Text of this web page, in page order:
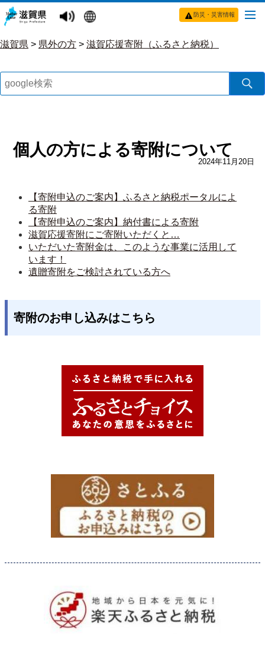
防災・災害情報
滋賀県 > 県外の方 > 滋賀応援寄附（ふるさと納税）
個人の方による寄附について
2024年11月20日
【寄附申込のご案内】ふるさと納税ポータルによ
る寄附
【寄附申込のご案内】納付書による寄附
滋賀応援寄附にご寄附いただくと…
いただいた寄附金は、このような事業に活用して
います！
遺贈寄附をご検討されている方へ
寄附のお申し込みはこちら